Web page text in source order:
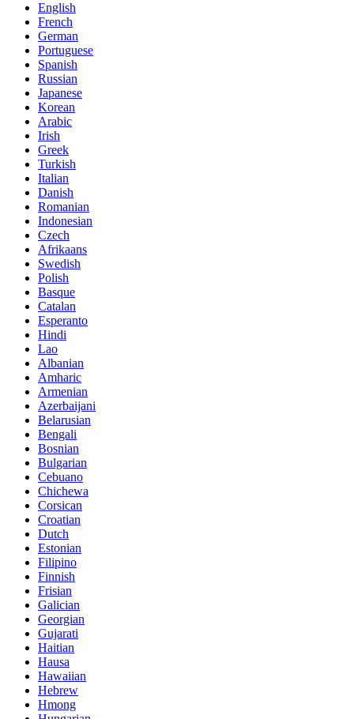
English
French
German
Portuguese
Spanish
Russian
Japanese
Korean
Arabic
Irish
Greek
Turkish
Italian
Danish
Romanian
Indonesian
Czech
Afrikaans
Swedish
Polish
Basque
Catalan
Esperanto
Hindi
Lao
Albanian
Amharic
Armenian
Azerbaijani
Belarusian
Bengali
Bosnian
Bulgarian
Cebuano
Chichewa
Corsican
Croatian
Dutch
Estonian
Filipino
Finnish
Frisian
Galician
Georgian
Gujarati
Haitian
Hausa
Hawaiian
Hebrew
Hmong